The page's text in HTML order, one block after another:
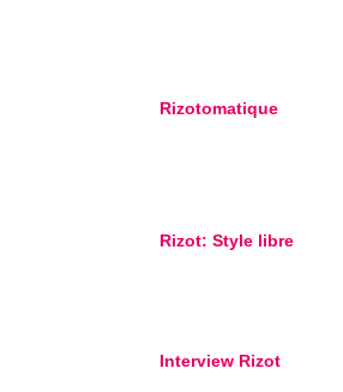
Rizotomatique
Rizot: Style libre
Interview Rizot